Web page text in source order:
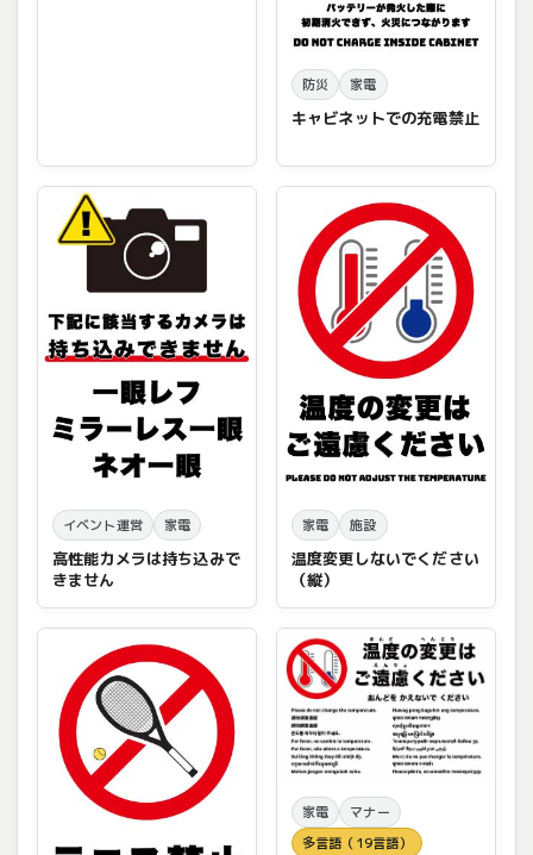
防災 家電
キャビネットでの充電禁止
イベント運営 家電
高性能カメラは持ち込みで
きません
家電 施設
温度変更しないでください
（縦）
家電
マナー
多言語（19言語）